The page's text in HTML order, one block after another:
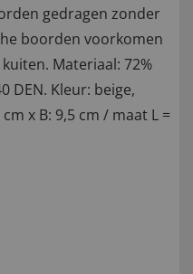
gedragen zonder
boorden voorkomen
Materiaal: 72%
DEN. Kleur: beige,
x B: 9,5 cm / maat L =